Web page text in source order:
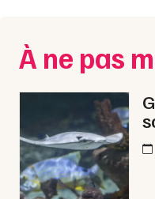
Concerts
Sports
Soirées
Sorties famille
Nice
Paris
Strasbourg
Toulouse
Toutes les villes
À ne pas